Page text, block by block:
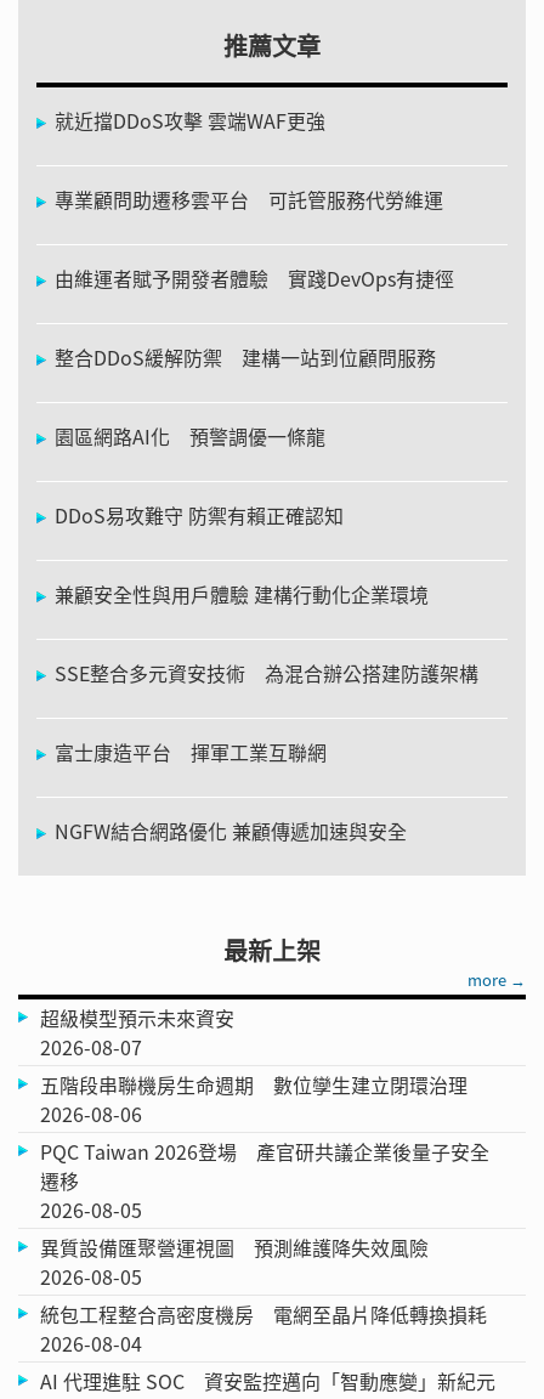
推薦文章
就近擋DDoS攻擊 雲端WAF更強
專業顧問助遷移雲平台 可託管服務代勞維運
由維運者賦予開發者體驗 實踐DevOps有捷徑
整合DDoS緩解防禦 建構一站到位顧問服務
園區網路AI化 預警調優一條龍
DDoS易攻難守 防禦有賴正確認知
兼顧安全性與用戶體驗 建構行動化企業環境
SSE整合多元資安技術 為混合辦公搭建防護架構
富士康造平台 揮軍工業互聯網
NGFW結合網路優化 兼顧傳遞加速與安全
最新上架
more →
超級模型預示未來資安
2026-08-07
五階段串聯機房生命週期 數位孿生建立閉環治理
2026-08-06
PQC Taiwan 2026登場 產官研共議企業後量子安全
遷移
2026-08-05
異質設備匯聚營運視圖 預測維護降失效風險
2026-08-05
統包工程整合高密度機房 電網至晶片降低轉換損耗
2026-08-04
AI 代理進駐 SOC 資安監控邁向「智動應變」新紀元